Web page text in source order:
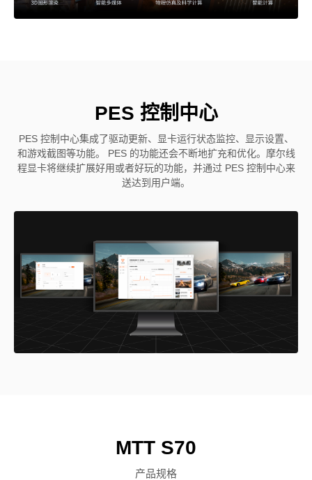
PES 控制中心
PES 控制中心集成了驱动更新、显卡运行状态监控、显示设置、
和游戏截图等功能。 PES 的功能还会不断地扩充和优化。摩尔线
程显卡将继续扩展好用或者好玩的功能，并通过 PES 控制中心来
送达到用户端。
MTT S70
产品规格